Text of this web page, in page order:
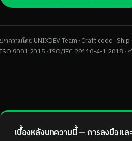
บทความโดย UNIXDEV Team · Craft code ·
ISO 9001:2015 · ISO/IEC 29110-4-1:2018 ·
เบื้องหลังบทความนี้ — การลงมือแ